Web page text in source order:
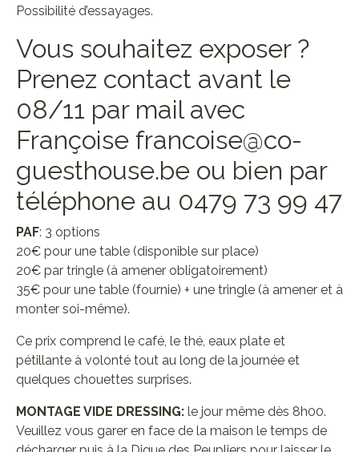
Possibilité d’essayages.
Vous souhaitez exposer ?
Prenez contact avant le
08/11 par mail avec
Françoise francoise@co-
guesthouse.be ou bien par
téléphone au 0479 73 99 47
PAF: 3 options
20€ pour une table (disponible sur place)
20€ par tringle (à amener obligatoirement)
35€ pour une table (fournie) + une tringle (à amener et à
monter soi-même).
Ce prix comprend le café, le thé, eaux plate et
pétillante à volonté tout au long de la journée et
quelques chouettes surprises.
MONTAGE VIDE DRESSING: le jour même dès 8h00.
Veuillez vous garer en face de la maison le temps de